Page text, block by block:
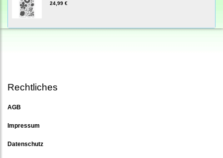
24,99 €
Rechtliches
AGB
Impressum
Datenschutz